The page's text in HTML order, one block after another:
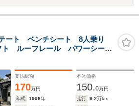
ート ベンチシート 8人乗り
ト ルーフレール パワーシー
アコン ABS 社外CD・MD
支払総額
170万円
本体価格
150.0万円
年式
1996年 走行 9.2万km